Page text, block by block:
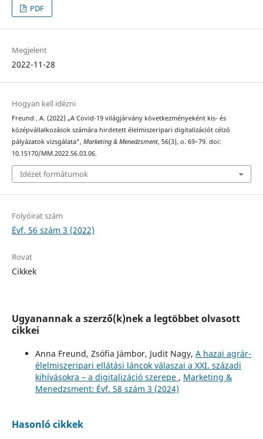
PDF
Megjelent
2022-11-28
Hogyan kell idézni
Freund , A. (2022) „A Covid-19 világjárvány következményeként kis- és
középvállalkozások számára hirdetett élelmiszeripari digitalizációt célzó
pályázatok vizsgálata”, Marketing & Menedzsment, 56(3), o. 69–79. doi:
10.15170/MM.2022.56.03.06.
Idézet formátumok
Folyóirat szám
Évf. 56 szám 3 (2022)
Rovat
Cikkek
Ugyanannak a szerző(k)nek a legtöbbet olvasott
cikkei
Anna Freund, Zsófia Jámbor, Judit Nagy, A hazai agrár-
élelmiszeripari ellátási láncok válaszai a XXI. századi
kihívásokra – a digitalizáció szerepe , Marketing &
Menedzsment: Évf. 58 szám 3 (2024)
Hasonló cikkek